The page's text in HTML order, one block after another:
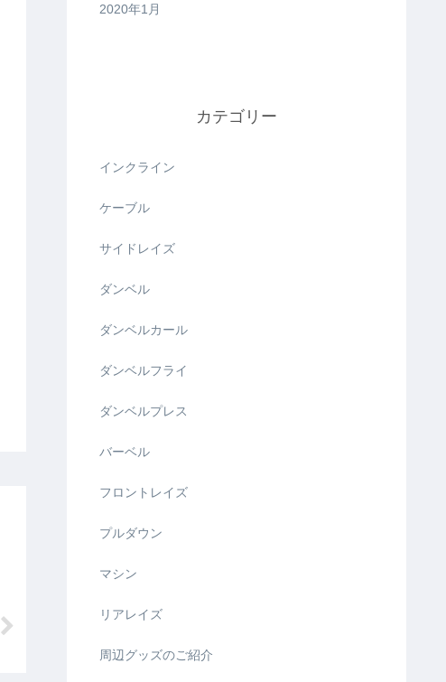
2020年1月
カテゴリー
インクライン
ケーブル
サイドレイズ
ダンベル
ダンベルカール
ダンベルフライ
ダンベルプレス
バーベル
フロントレイズ
プルダウン
マシン
リアレイズ
周辺グッズのご紹介